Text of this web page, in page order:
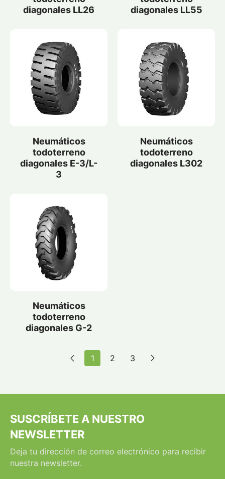
diagonales LL26
diagonales LL55
Neumáticos
todoterreno
diagonales E-3/L-
3
Neumáticos
todoterreno
diagonales L302
Neumáticos
todoterreno
diagonales G-2
1 2 3
SUSCRÍBETE A NUESTRO
NEWSLETTER
Deja tu dirección de correo electrónico para recibir
nuestra newsletter.